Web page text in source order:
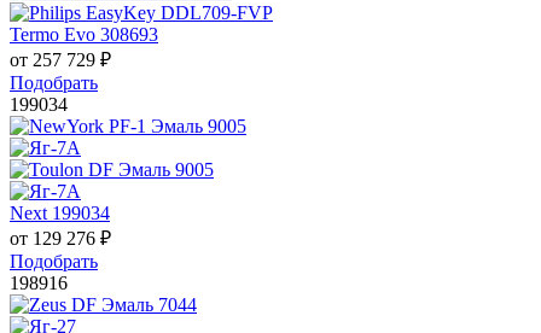
Termo Evo 308693
от 257 729 ₽
Подобрать
199034
Next 199034
от 129 276 ₽
Подобрать
198916